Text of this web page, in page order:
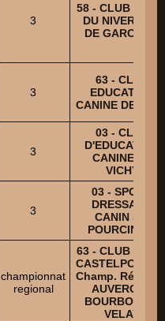
3
58 - CLUB
DU NIVERNAIS
DE GARCHIZY
3
63 - CLUB
EDUCATION
CANINE DE
3
03 - CLUB
D'EDUCATION
CANINE DE
VICHY
3
03 - SPORT
DRESSAGE
CANIN ST-
POURCINOIS
championnat
regional
63 - CLUB
CASTELPONTIN
Champ.
AUVERGNE
BOURBONAIS
VELAY